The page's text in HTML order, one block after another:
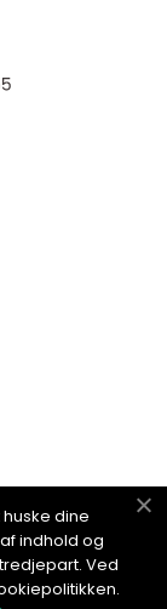
dine
indhold og
Ved